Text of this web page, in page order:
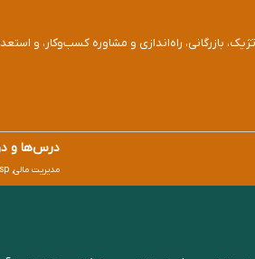
بازرگانی، راه‌اندازی و مشاوره کسب‌وکار، و
درس‌ها و
مدیریت مالی, msp مدیریت پروژه, مدیریت بازرگانی, primavera پریماورا, نرم افزارهای مالی, راه اندازی کسب و کار